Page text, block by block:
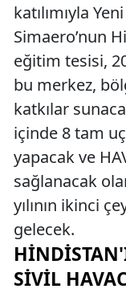
katılımıyla
Simaero’nun
eğitim tesisi,
bu merkez,
katkılar
içinde 8 tam
yapacak ve
sağlanacak
yılının ikinci
gelecek.
SIVIL